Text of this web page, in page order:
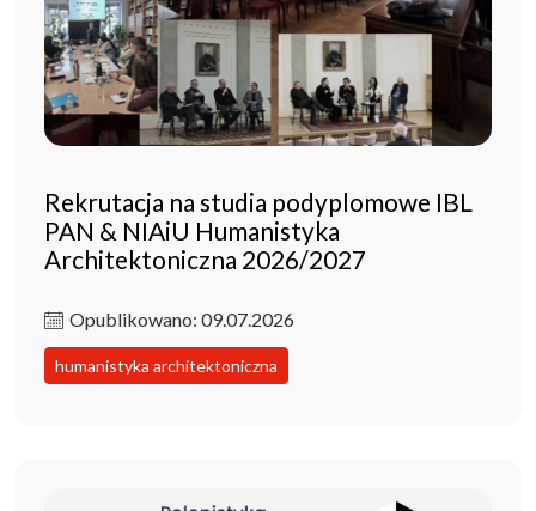
Rekrutacja na studia podyplomowe IBL
PAN & NIAiU Humanistyka
Architektoniczna 2026/2027
Opublikowano: 09.07.2026
humanistyka architektoniczna